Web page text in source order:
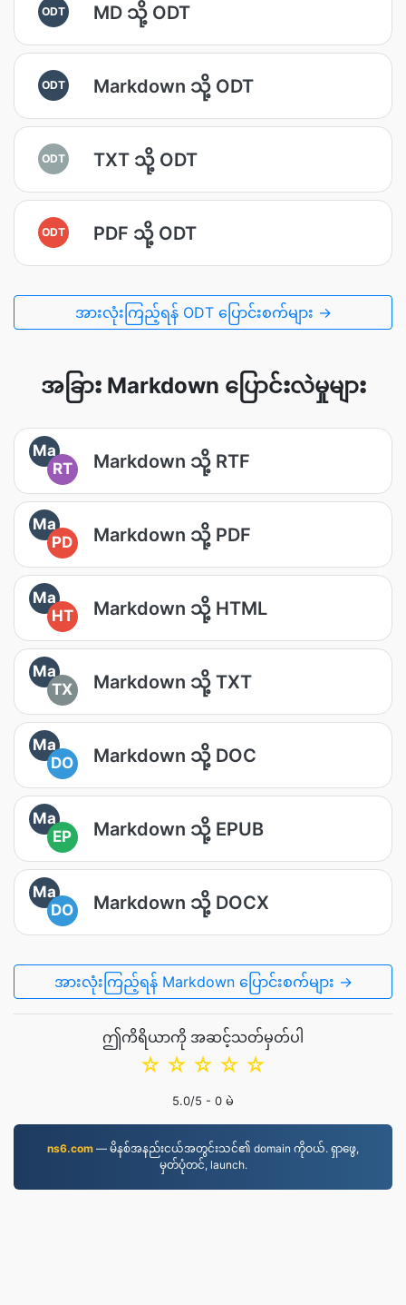
ODT MD သို့ ODT
ODT Markdown သို့ ODT
ODT TXT သို့ ODT
ODT PDF သို့ ODT
အားလုံးကြည့်ရန် ODT ပြောင်းစက်များ →
အခြား Markdown ပြောင်းလဲမှုများ
Ma
RT
Markdown သို့ RTF
Ma
PD
Markdown သို့ PDF
Ma
HT
Markdown သို့ HTML
Ma
TX
Markdown သို့ TXT
Ma
DO
Markdown သို့ DOC
Ma
EP
Markdown သို့ EPUB
Ma
DO
Markdown သို့ DOCX
အားလုံးကြည့်ရန် Markdown ပြောင်းစက်များ →
ဤကိရိယာကို အဆင့်သတ်မှတ်ပါ
☆
☆
☆
☆
☆
5.0/5 - 0 မဲ
ns6.com — မိနစ်အနည်းငယ်အတွင်းသင်၏ domain ကိုဝယ်. ရှာဖွေ,
မှတ်ပုံတင်, launch.